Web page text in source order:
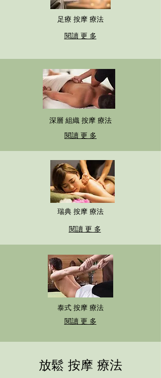
足療 按摩 療法
閱讀 更 多
深層 組織 按摩 療法
閱讀 更 多
瑞典 按摩 療法
閱讀 更 多
泰式 按摩 療法
閱讀 更 多
放鬆 按摩 療法